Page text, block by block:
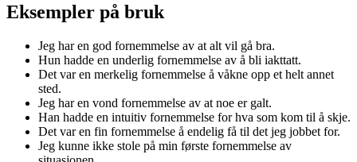
Eksempler på bruk
Jeg har en god fornemmelse av at alt vil gå bra.
Hun hadde en underlig fornemmelse av å bli iakttatt.
Det var en merkelig fornemmelse å våkne opp et helt annet
sted.
Jeg har en vond fornemmelse av at noe er galt.
Han hadde en intuitiv fornemmelse for hva som kom til å skje.
Det var en fin fornemmelse å endelig få til det jeg jobbet for.
Jeg kunne ikke stole på min første fornemmelse av